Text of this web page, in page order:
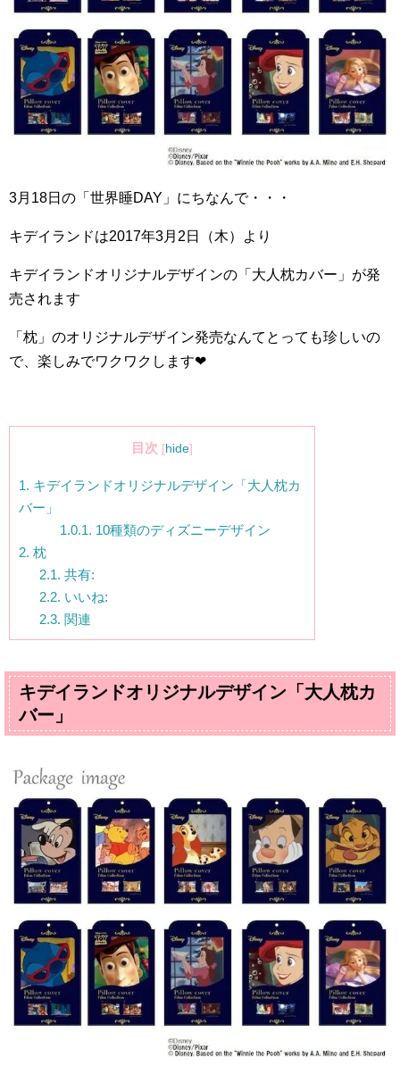
3月 18日の「世界睡DAY 」にちなんで・・・
キデイランドは2017年3月 2 日（木）より
キデイランドオリジナルデザインの「大人枕カバー」が発
売されます
「枕」のオリジナルデザイン発売なんてとっても珍しいの
で、楽しみでワクワクします❤︎
目次 [hide]
1. キデイランドオリジナルデザイン「大人枕カ
バー」
1.0.1. 10種類のディズニーデザイン
2. 枕
2.1. 共有:
2.2. いいね:
2.3. 関連
キデイランドオリジナルデザイン「大人枕カ
バー」